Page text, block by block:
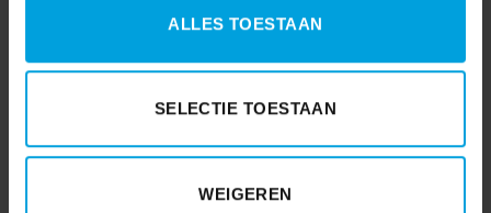
ALLES TOESTAAN
SELECTIE TOESTAAN
WEIGEREN